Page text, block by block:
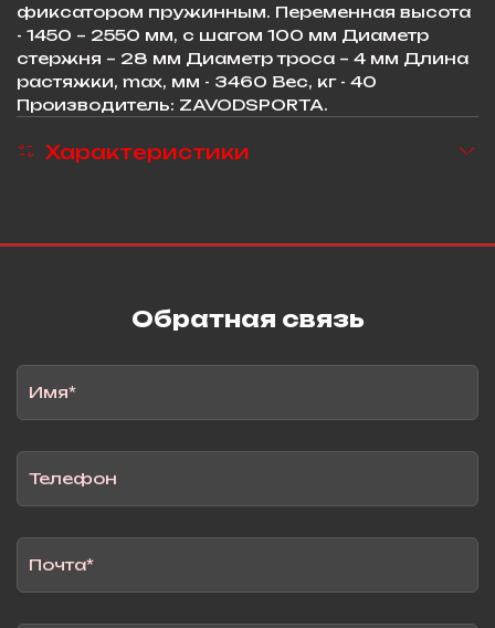
фиксато­ром пружинным. Переменная высота
- 1450 – 2550 мм, с шагом 100 мм Диаметр
стержня – 28 мм Диаметр троса – 4 мм Длина
растяжки, max, мм - 3460 Вес, кг - 40
Производитель: ZAVODSPORTA.
Характеристики
Обратная связь